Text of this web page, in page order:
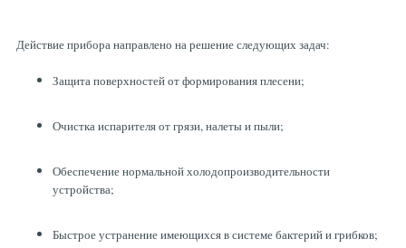
Действие прибора направлено на решение следующих задач:
Защита поверхностей от формирования плесени;
Очистка испарителя от грязи, налеты и пыли;
Обеспечение нормальной холодопроизводительности
устройства;
Быстрое устранение имеющихся в системе бактерий и грибков;